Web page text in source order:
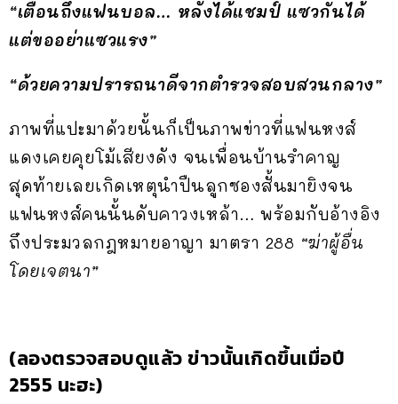
“เตือนถึงแฟนบอล… หลังได้แชมป์ แซวกันได้
แต่ขออย่าแซวแรง”
“ด้วยความปรารถนาดีจากตำรวจสอบสวนกลาง”
ภาพที่แปะมาด้วยนั้นก็เป็นภาพข่าวที่แฟนหงส์
แดงเคยคุยโม้เสียงดัง จนเพื่อนบ้านรำคาญ
สุดท้ายเลยเกิดเหตุนำปืนลูกซองสั้นมายิงจน
แฟนหงส์คนนั้นดับคาวงเหล้า… พร้อมกับอ้างอิง
ถึงประมวลกฎหมายอาญา มาตรา 288 “ฆ่าผู้อื่น
โดยเจตนา”
(ลองตรวจสอบดูแล้ว ข่าวนั้นเกิดขึ้นเมื่อปี
2555 นะฮะ)